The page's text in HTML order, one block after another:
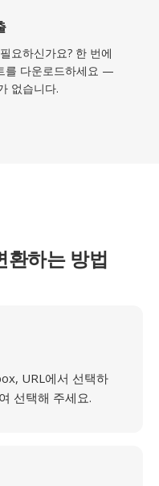
요하신가요? 한 번에
를 다운로드하세요 —
없습니다.
하는 방법
URL에서 선택하
선택해 주세요.